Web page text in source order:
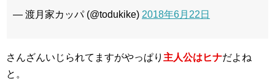
— 渡月家カッパ (@todukike) 2018年6月22日
さんざんいじられてますがやっぱり 主人公はヒナだよね
と。